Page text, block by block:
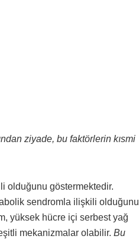
ziyade, bu faktörlerin kısmi
olduğunu göstermektedir.
sendromla ilişkili olduğunu
yüksek hücre içi serbest yağ
mekanizmalar olabilir. Bu